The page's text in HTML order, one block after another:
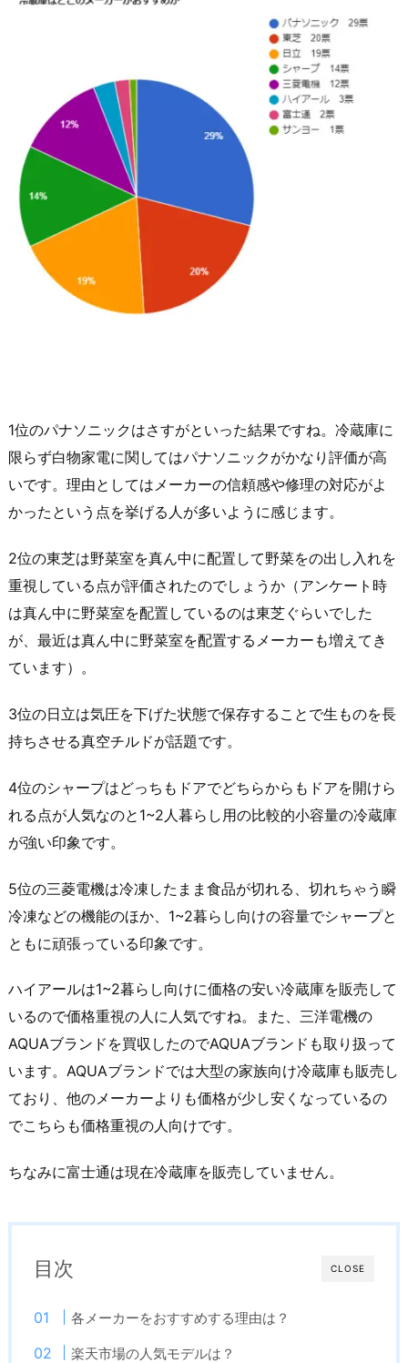
1位のパナソニックはさすがといった結果ですね。冷蔵庫に
限らず白物家電に関してはパナソニックがかなり評価が高
いです。理由としてはメーカーの信頼感や修理の対応がよ
かったという点を挙げる人が多いように感じます。
2位の東芝は野菜室を真ん中に配置して野菜をの出し入れを
重視している点が評価されたのでしょうか（アンケート時
は真ん中に野菜室を配置しているのは東芝ぐらいでした
が、最近は真ん中に野菜室を配置するメーカーも増えてき
ています）。
3位の日立は気圧を下げた状態で保存することで生ものを長
持ちさせる真空チルドが話題です。
4位のシャープはどっちもドアでどちらからもドアを開けら
れる点が人気なのと1~2人暮らし用の比較的小容量の冷蔵庫
が強い印象です。
5位の三菱電機は冷凍したまま食品が切れる、切れちゃう瞬
冷凍などの機能のほか、1~2暮らし向けの容量でシャープと
ともに頑張っている印象です。
ハイアールは1~2暮らし向けに価格の安い冷蔵庫を販売して
いるので価格重視の人に人気ですね。また、三洋電機の
AQUAブランドを買収したのでAQUAブランドも取り扱って
います。AQUAブランドでは大型の家族向け冷蔵庫も販売し
ており、他のメーカーよりも価格が少し安くなっているの
でこちらも価格重視の人向けです。
ちなみに富士通は現在冷蔵庫を販売していません。
CLOSE
目次
各メーカーをおすすめする理由は？
楽天市場の人気モデルは？